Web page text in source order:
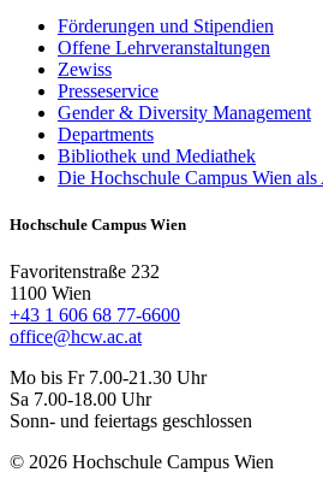
Förderungen und Stipendien
Offene Lehrveranstaltungen
Zewiss
Presseservice
Gender & Diversity Management
Departments
Bibliothek und Mediathek
Die Hochschule Campus Wien als
Hochschule Campus Wien
Favoritenstraße 232
1100 Wien
+43 1 606 68 77-6600
office@hcw.ac.at
Mo bis Fr 7.00-21.30 Uhr
Sa 7.00-18.00 Uhr
Sonn- und feiertags geschlossen
© 2026 Hochschule Campus Wien